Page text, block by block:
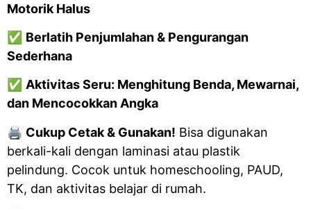
Motorik Halus
✅ Berlatih Penjumlahan & Pengurangan
Sederhana
✅ Aktivitas Seru: Menghitung Benda, Mewarnai,
dan Mencocokkan Angka
🖨️ Cukup Cetak & Gunakan! Bisa digunakan
berkali-kali dengan laminasi atau plastik
pelindung. Cocok untuk homeschooling, PAUD,
TK, dan aktivitas belajar di rumah.